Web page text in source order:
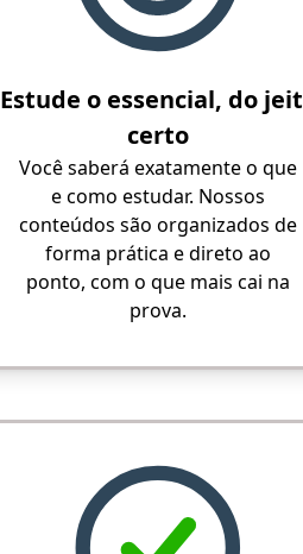
Estude o essencial, do
certo
Você saberá exatamente o que
e como estudar. Nossos
conteúdos são organizados de
forma prática e direto ao
ponto, com o que mais cai na
prova.